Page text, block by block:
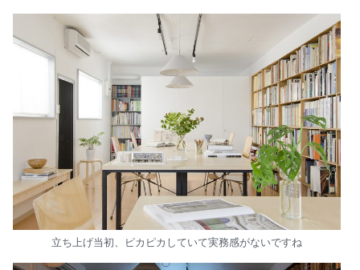
立ち上げ当初、ピカピカしていて実務感がないですね